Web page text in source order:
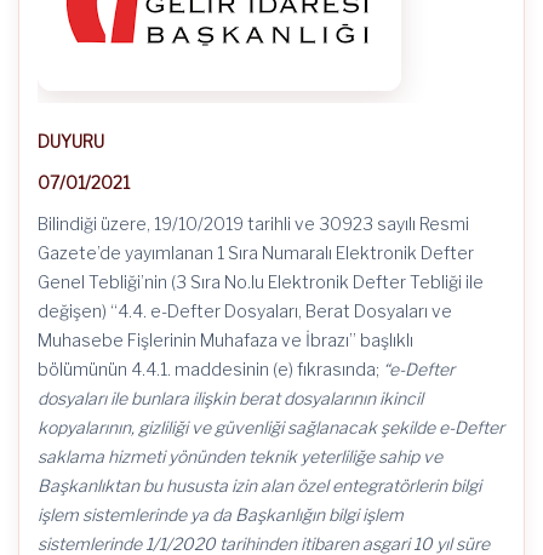
DUYURU
07/01/2021
Bilindiği üzere, 19/10/2019 tarihli ve 30923 sayılı Resmi
Gazete’de yayımlanan 1 Sıra Numaralı Elektronik Defter
Genel Tebliği’nin (3 Sıra No.lu Elektronik Defter Tebliği ile
değişen) “4.4. e-Defter Dosyaları, Berat Dosyaları ve
Muhasebe Fişlerinin Muhafaza ve İbrazı” başlıklı
bölümünün 4.4.1. maddesinin (e) fıkrasında; “e-Defter
dosyaları ile bunlara ilişkin berat dosyalarının ikincil
kopyalarının, gizliliği ve güvenliği sağlanacak şekilde e-Defter
saklama hizmeti yönünden teknik yeterliliğe sahip ve
Başkanlıktan bu hususta izin alan özel entegratörlerin bilgi
işlem sistemlerinde ya da Başkanlığın bilgi işlem
sistemlerinde 1/1/2020 tarihinden itibaren asgari 10 yıl süre